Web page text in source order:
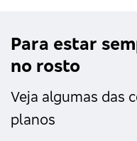
Para estar
no rosto
Veja algumas das
planos